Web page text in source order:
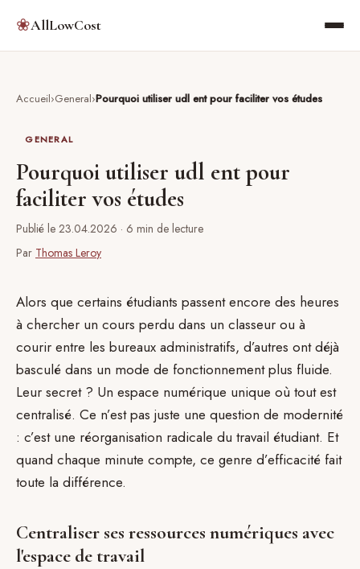
❀AllLowCost
Accueil General Pourquoi utiliser udl ent pour faciliter vos études
GENERAL
Pourquoi utiliser udl ent pour
faciliter vos études
Publié le 23.04.2026 · 6 min de lecture
Par Thomas Leroy
Alors que certains étudiants passent encore des heures
à chercher un cours perdu dans un classeur ou à
courir entre les bureaux administratifs, d’autres ont déjà
basculé dans un mode de fonctionnement plus fluide.
Leur secret ? Un espace numérique unique où tout est
centralisé. Ce n’est pas juste une question de modernité
: c’est une réorganisation radicale du travail étudiant. Et
quand chaque minute compte, ce genre d’efficacité fait
toute la différence.
Centraliser ses ressources numériques avec
l'espace de travail